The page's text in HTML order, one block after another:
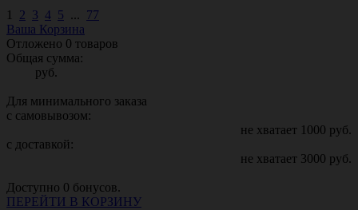
1 2 3 4 5 ... 77
Ваша Корзина
Отложено 0 товаров
Общая сумма:
руб.
Для минимального заказа
с самовывозом:
не хватает 1000 руб.
с доставкой:
не хватает 3000 руб.
Доступно 0 бонусов.
ПЕРЕЙТИ В КОРЗИНУ